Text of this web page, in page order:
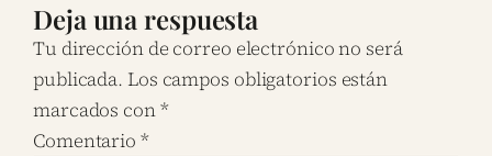
Deja una respuesta
Tu dirección de correo electrónico no será
publicada. Los campos obligatorios están
marcados con*
Comentario *